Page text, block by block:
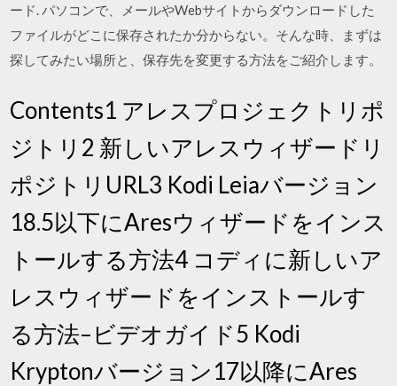
ード. パソコンで、メールやWebサイトからダウンロードした
ファイルがどこに保存されたか分からない。そんな時、まずは
探してみたい場所と、保存先を変更する方法をご紹介します。
Contents1 アレスプロジェクトリポ
ジトリ2 新しいアレスウィザードリ
ポジトリURL3 Kodi Leiaバージョン
18.5以下にAresウィザードをインス
トールする方法4 コディに新しいア
レスウィザードをインストールす
る方法–ビデオガイド5 Kodi
Kryptonバージョン17以降にAres